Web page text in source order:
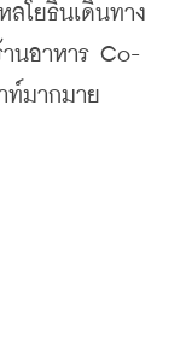
โยธินเดินทาง
านอาหาร Co-
ท์มากมาย